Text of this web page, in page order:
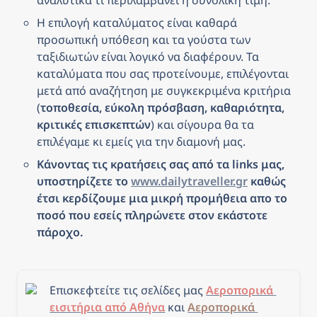
Η επιλογή καταλύματος είναι καθαρά
προσωπική υπόθεση και τα γούστα των
ταξιδιωτών είναι λογικό να διαφέρουν. Τα
καταλύματα που σας προτείνουμε, επιλέγονται
μετά από αναζήτηση με συγκεκριμένα κριτήρια
(τοποθεσία, εύκολη πρόσβαση, καθαριότητα,
κριτικές επισκεπτών) και σίγουρα θα τα
επιλέγαμε κι εμείς για την διαμονή μας.
Κάνοντας τις κρατήσεις σας από τα links μας,
υποστηρίζετε το www.dailytraveller.gr καθώς
έτσι κερδίζουμε μια μικρή προμήθεια απο το
ποσό που εσείς πληρώνετε στον εκάστοτε
πάροχο.
Επισκεφτείτε τις σελίδες μας Αεροπορικά
εισιτήρια από Αθήνα και Αεροπορικά